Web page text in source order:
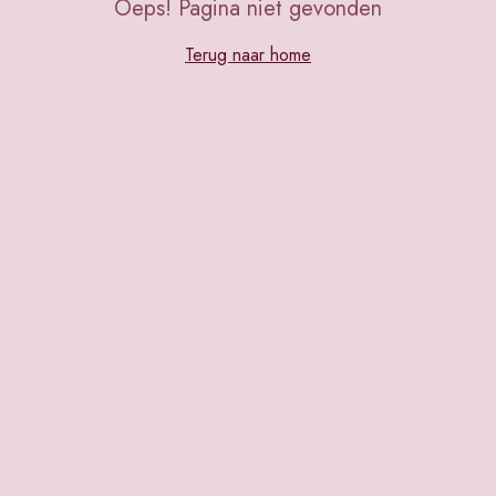
Oeps! Pagina niet gevonden
Terug naar home